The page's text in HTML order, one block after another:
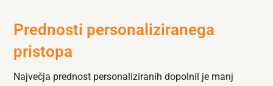
Prednosti personaliziranega
pristopa
Največja prednost personaliziranih dopolnil je manj